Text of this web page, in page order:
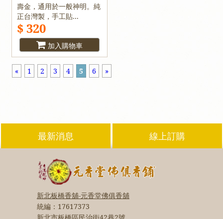
壽金，通用於一般神明。純
正台灣製，手工貼...
$ 320
加入購物車
« 1 2 3 4 5 6 »
最新消息 線上訂購
新北板橋香舖-元香堂佛俱香舖
統編： 17617373